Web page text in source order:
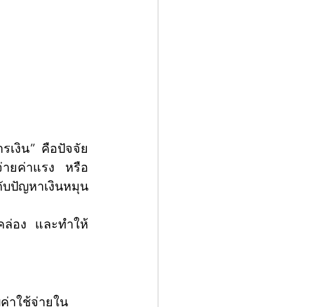
ายค่าแรง หรือ
บปัญหาเงินหมุน
ล่อง และทำให้
าใช้จ่ายใน